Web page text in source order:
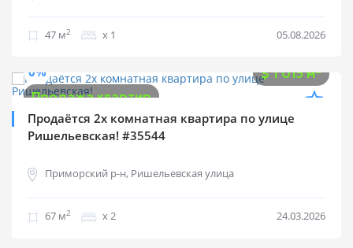
47 м2 х 1 05.08.2026
0%
$1 015 м2
Продажа квартир
Продаётся 2х комнатная квартира по улице
Ришельевская! #35544
Приморский р-н, Ришельевская улица
67 м2 х 2 24.03.2026